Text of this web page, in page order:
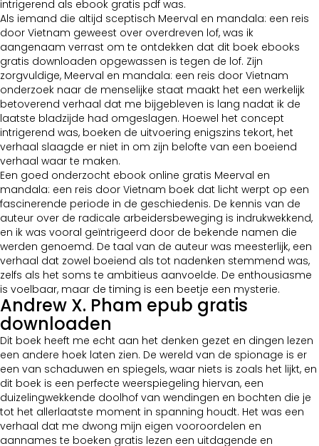
intrigerend als ebook gratis pdf was.
Als iemand die altijd sceptisch Meerval en mandala: een reis
door Vietnam geweest over overdreven lof, was ik
aangenaam verrast om te ontdekken dat dit boek ebooks
gratis downloaden opgewassen is tegen de lof. Zijn
zorgvuldige, Meerval en mandala: een reis door Vietnam
onderzoek naar de menselijke staat maakt het een werkelijk
betoverend verhaal dat me bijgebleven is lang nadat ik de
laatste bladzijde had omgeslagen. Hoewel het concept
intrigerend was, boeken de uitvoering enigszins tekort, het
verhaal slaagde er niet in om zijn belofte van een boeiend
verhaal waar te maken.
Een goed onderzocht ebook online gratis Meerval en
mandala: een reis door Vietnam boek dat licht werpt op een
fascinerende periode in de geschiedenis. De kennis van de
auteur over de radicale arbeidersbeweging is indrukwekkend,
en ik was vooral geïntrigeerd door de bekende namen die
werden genoemd. De taal van de auteur was meesterlijk, een
verhaal dat zowel boeiend als tot nadenken stemmend was,
zelfs als het soms te ambitieus aanvoelde. De enthousiasme
is voelbaar, maar de timing is een beetje een mysterie.
Andrew X. Pham epub gratis
downloaden
Dit boek heeft me echt aan het denken gezet en dingen lezen
een andere hoek laten zien. De wereld van de spionage is er
een van schaduwen en spiegels, waar niets is zoals het lijkt, en
dit boek is een perfecte weerspiegeling hiervan, een
duizelingwekkende doolhof van wendingen en bochten die je
tot het allerlaatste moment in spanning houdt. Het was een
verhaal dat me dwong mijn eigen vooroordelen en
aannames te boeken gratis lezen een uitdagende en